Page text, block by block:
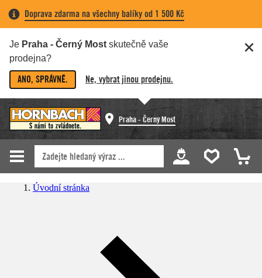
Doprava zdarma na všechny balíky od 1 500 Kč
Je Praha - Černý Most skutečně vaše
prodejna?
ANO, SPRÁVNĚ. Ne, vybrat jinou prodejnu.
Praha - Černý Most
Úvodní stránka